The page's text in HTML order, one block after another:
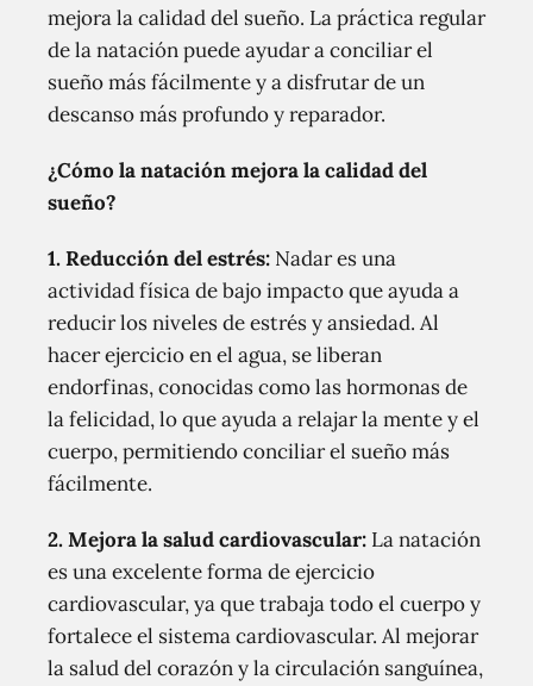
mejora la calidad del sueño. La práctica regular
de la natación puede ayudar a conciliar el
sueño más fácilmente y a disfrutar de un
descanso más profundo y reparador.
¿Cómo la natación mejora la calidad del
sueño?
1.Reducción del estrés: Nadar es una
actividad física de bajo impacto que ayuda a
reducir los niveles de estrés y ansiedad. Al
hacer ejercicio en el agua, se liberan
endorfinas, conocidas como las hormonas de
la felicidad, lo que ayuda a relajar la mente y el
cuerpo, permitiendo conciliar el sueño más
fácilmente.
2.Mejora la salud cardiovascular: La natación
es una excelente forma de ejercicio
cardiovascular, ya que trabaja todo el cuerpo y
fortalece el sistema cardiovascular. Al mejorar
la salud del corazón y la circulación sanguínea,